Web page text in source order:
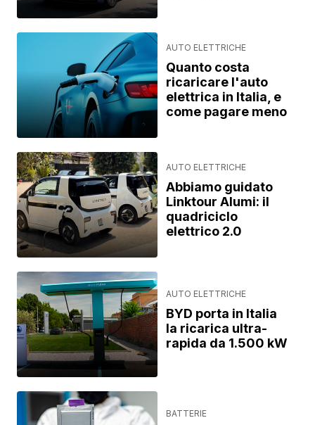
AUTO ELETTRICHE
Quanto costa
ricaricare l'auto
elettrica in Italia, e
come pagare meno
AUTO ELETTRICHE
Abbiamo guidato
Linktour Alumi: il
quadriciclo
elettrico 2.0
AUTO ELETTRICHE
BYD porta in Italia
la ricarica ultra-
rapida da 1.500 kW
BATTERIE